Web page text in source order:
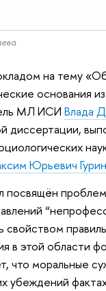
на тему
основания
МЛ ИСИВлада
диссертации,
Юрьевич Гурин
свойством
в этой области
что моральные
убеждений